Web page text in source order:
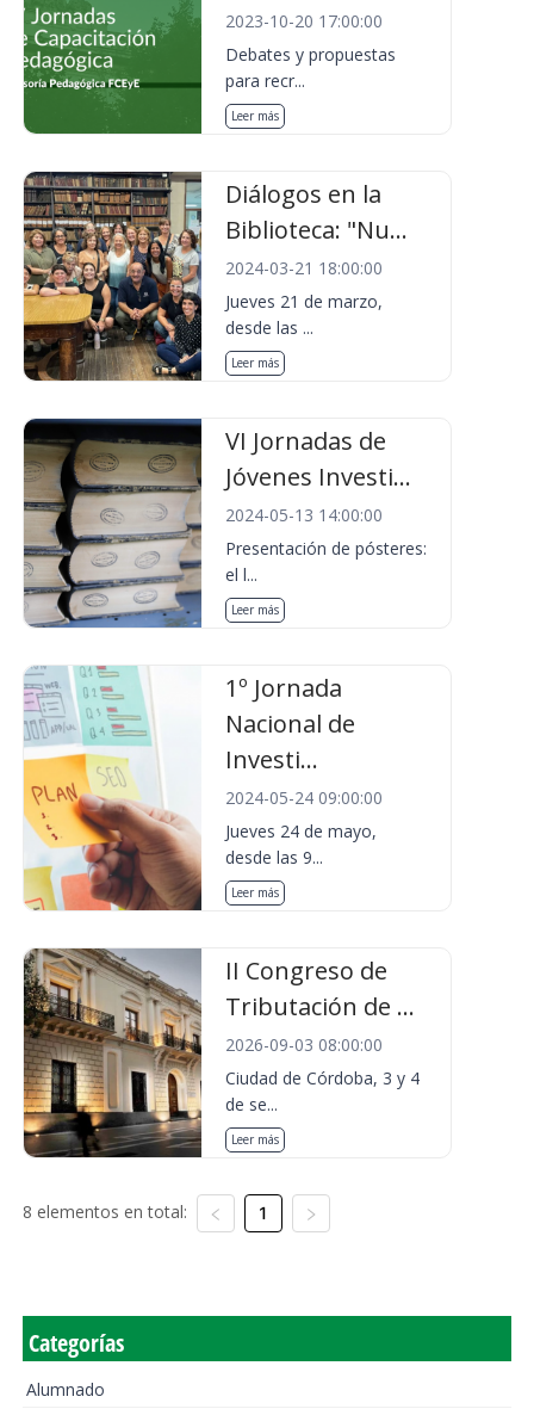
2023-10-20 17:00:00
Debates y propuestas
para recr...
Leer más
Diálogos en la
Biblioteca: "Nu...
2024-03-21 18:00:00
Jueves 21 de marzo,
desde las ...
Leer más
VI Jornadas de
Jóvenes Investi...
2024-05-13 14:00:00
Presentación de pósteres:
el l...
Leer más
1º Jornada
Nacional de
Investi...
2024-05-24 09:00:00
Jueves 24 de mayo,
desde las 9...
Leer más
II Congreso de
Tributación de ...
2026-09-03 08:00:00
Ciudad de Córdoba, 3 y 4
de se...
Leer más
8 elementos en total: 1
Categorías
Alumnado